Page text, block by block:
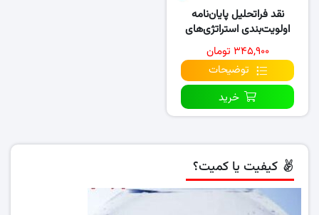
نقد فراتحلیل پایان‌نامه
اولویت‌بندی استراتژی‌های
اکتساب تکنولوژی در…
۳۴۵,۹۰۰ تومان
توضیحات
خرید
کیفیت یا کمیت؟